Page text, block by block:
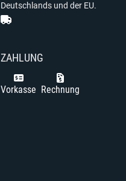
Deutschlands und der EU.
ZAHLUNG
Vorkasse Rechnung